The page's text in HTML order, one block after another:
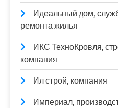
Идеальный дом,
ремонта жилья
ИКС ТехноКровля,
компания
Ил строй, компания
Империал,